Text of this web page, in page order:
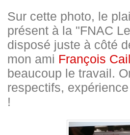
Sur cette photo, le
présent à la "FNAC
disposé juste à côté
mon ami François
beaucoup le travail.
respectifs,
!